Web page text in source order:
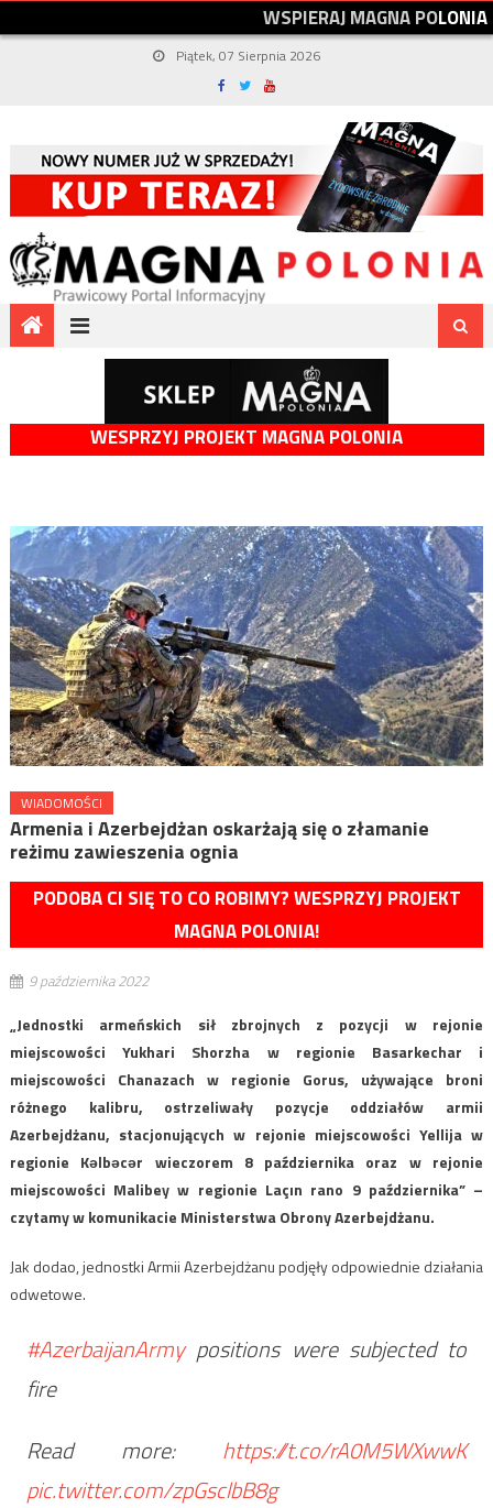
WSPIERAJMAGNAPOLONIA
Piątek, 07 Sierpnia 2026
WESPRZYJ PROJEKT MAGNA POLONIA
WIADOMOŚCI
Armenia i Azerbejdżan oskarżają się o złamanie
reżimu zawieszenia ognia
PODOBA CI SIĘ TO CO ROBIMY? WESPRZYJ PROJEKT
MAGNA POLONIA!
9 października 2022
„Jednostki armeńskich sił zbrojnych z pozycji w rejonie
miejscowości Yukhari Shorzha w regionie Basarkechar i
miejscowości Chanazach w regionie Gorus, używające broni
różnego kalibru, ostrzeliwały pozycje oddziałów armii
Azerbejdżanu, stacjonujących w rejonie miejscowości Yellija w
regionie Kəlbəcər wieczorem 8 października oraz w rejonie
miejscowości Malibey w regionie Laçın rano 9 października” –
czytamy w komunikacie Ministerstwa Obrony Azerbejdżanu.
Jak dodao, jednostki Armii Azerbejdżanu podjęły odpowiednie działania
odwetowe.
#AzerbaijanArmypositions were subjected to
fire
Read more: https://t.co/rA0M5WXwwK
pic.twitter.com/zpGsclbB8g